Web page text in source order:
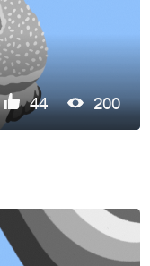
44 200